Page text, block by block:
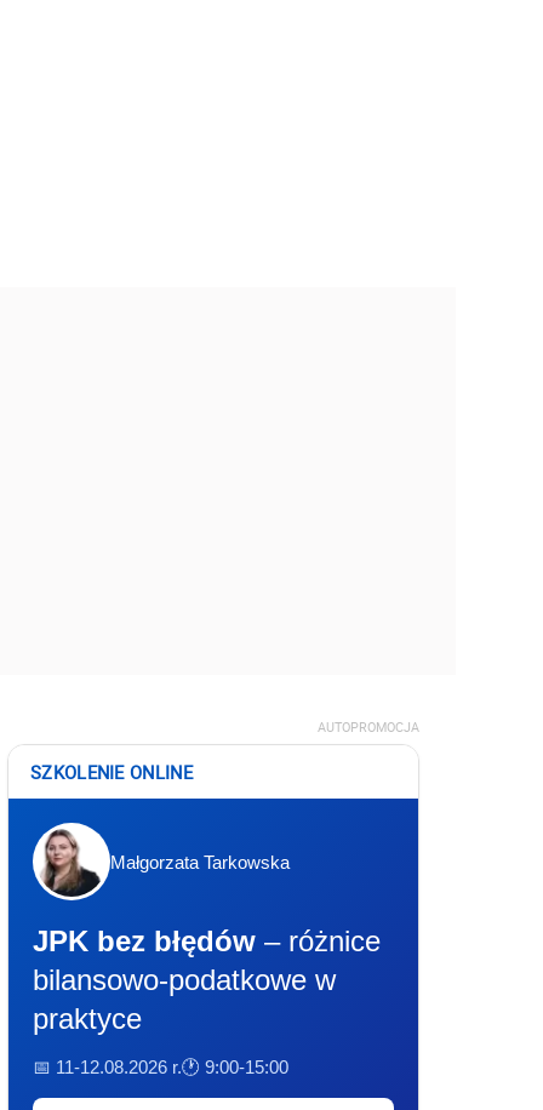
AUTOPROMOCJA
SZKOLENIE ONLINE
Małgorzata Tarkowska
JPK bez błędów – różnice
bilansowo-podatkowe w
praktyce
📅 11-12.08.2026 r.🕐 9:00-15:00